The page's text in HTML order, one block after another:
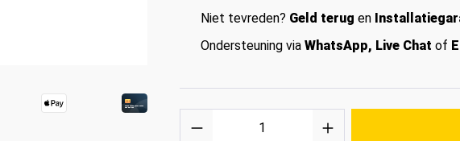
Niet tevreden? Geld terug en
Ondersteuning via WhatsApp, Live Chat of